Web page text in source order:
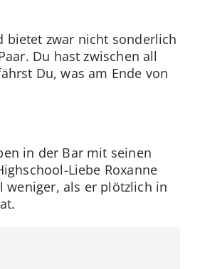
bietet zwar nicht sonderlich
Du hast zwischen all
Du, was am Ende von
in der Bar mit seinen
Liebe Roxanne
weniger, als er plötzlich in